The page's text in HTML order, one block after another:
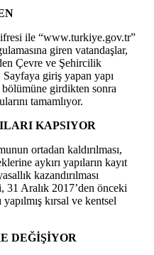
ile “www.turkiye.gov.tr”
giren vatandaşlar,
Çevre ve Şehircilik
giriş yapan yapı
bölümüne girdikten sonra
tamamlıyor.
KAPSIYOR
ortadan kaldırılması,
aykırı yapıların kayıt
kazandırılması
31 Aralık 2017’den önceki
kırsal ve kentsel
DEĞİŞİYOR